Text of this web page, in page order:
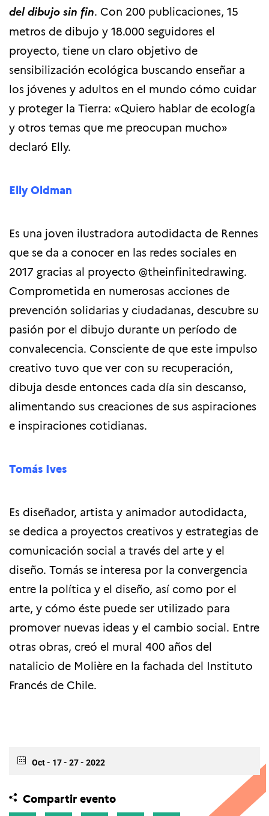
del dibujo sin fin. Con 200 publicaciones, 15
metros de dibujo y 18.000 seguidores el
proyecto, tiene un claro objetivo de
sensibilización ecológica buscando enseñar a
los jóvenes y adultos en el mundo cómo cuidar
y proteger la Tierra: «Quiero hablar de ecología
y otros temas que me preocupan mucho»
declaró Elly.
Elly Oldman
Es una joven ilustradora autodidacta de Rennes
que se da a conocer en las redes sociales en
2017 gracias al proyecto @theinfinitedrawing.
Comprometida en numerosas acciones de
prevención solidarias y ciudadanas, descubre su
pasión por el dibujo durante un período de
convalecencia. Consciente de que este impulso
creativo tuvo que ver con su recuperación,
dibuja desde entonces cada día sin descanso,
alimentando sus creaciones de sus aspiraciones
e inspiraciones cotidianas.
Tomás Ives
Es diseñador, artista y animador autodidacta,
se dedica a proyectos creativos y estrategias de
comunicación social a través del arte y el
diseño. Tomás se interesa por la convergencia
entre la política y el diseño, así como por el
arte, y cómo éste puede ser utilizado para
promover nuevas ideas y el cambio social. Entre
otras obras, creó el mural 400 años del
natalicio de Molière en la fachada del Instituto
Francés de Chile.
Oct - 17 - 27 - 2022
Compartir evento